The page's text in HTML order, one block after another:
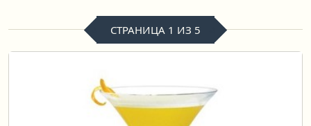
СТРАНИЦА 1 ИЗ 5